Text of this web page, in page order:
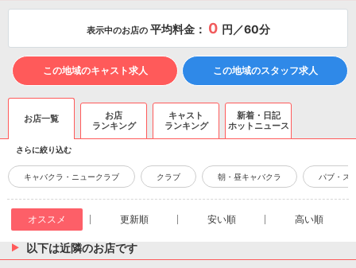
表示中のお店の 平均料金： 0 円／60分
この地域のキャスト求人 この地域のスタッフ求人
お店一覧
お店
ランキング
キャスト
ランキング
新着・日記
ホットニュース
さらに絞り込む
キャバクラ・ニュークラブ クラブ 朝・昼キャバクラ パブ・ス
オススメ 更新順 安い順 高い順
以下は近隣のお店です